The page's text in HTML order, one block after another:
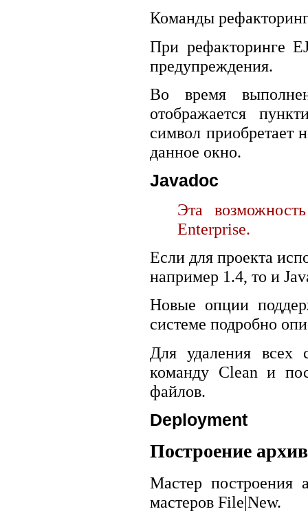
Команды
При рефакторинге
предупреждения.
Во время
отображается
символ приобретает
данное окно.
Javadoc
Эта
Enterprise.
Если для проекта
например 1.4, то и
Новые опции
системе подробно
Для удаления всех
команду Clean и
файлов.
Deployment
Построение
Мастер построения
мастеров File|New.